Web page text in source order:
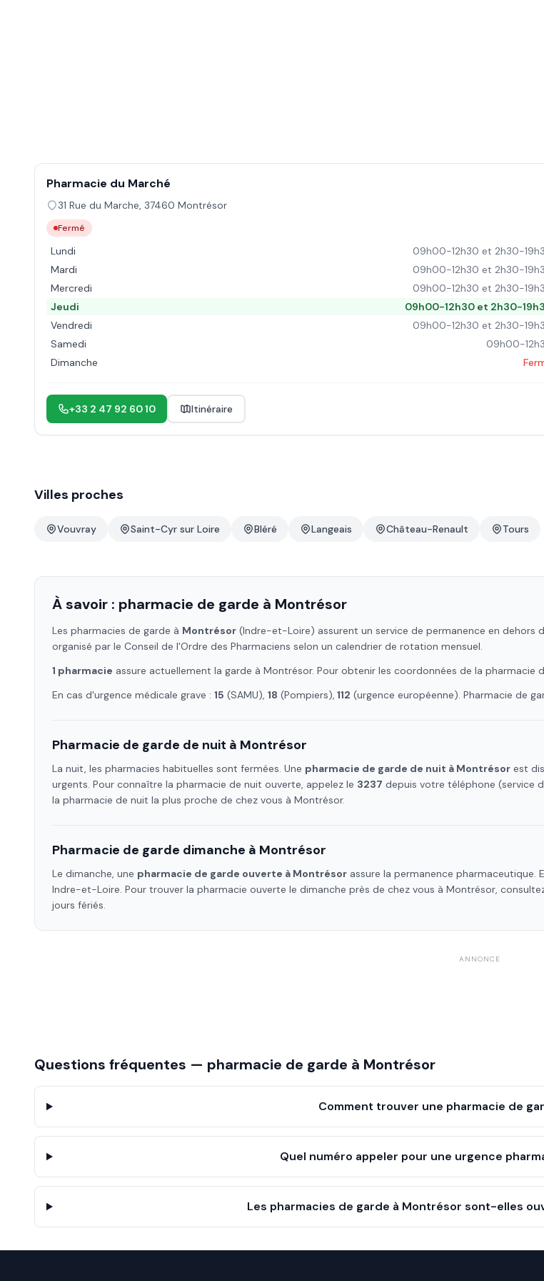
Pharmacie du Marché
31 Rue du Marche, 37460 Montrésor
Fermé
Lundi
09h00-12h30 et 2h30-
Mardi
09h00-12h30 et 2h30-
Mercredi
09h00-12h30 et 2h30-
Jeudi
09h00-12h30 et 2h30-
Vendredi
09h00-12h30 et 2h30-
Samedi
09h00-
Dimanche
+33 2 47 92 60 10 Itinéraire
Villes proches
Vouvray Saint-Cyr sur Loire Bléré Langeais Château-Renault Tours
À savoir : pharmacie de garde à Montrésor
Les pharmacies de garde à Montrésor (Indre-et-Loire) assurent un service de permanence en dehors
organisé par le Conseil de l'Ordre des Pharmaciens selon un calendrier de rotation mensuel.
1 pharmacie assure actuellement la garde à Montrésor. Pour obtenir les coordonnées de la pharmacie
En cas d'urgence médicale grave : 15 (SAMU), 18 (Pompiers), 112 (urgence européenne). Pharmacie de
Pharmacie de garde de nuit à Montrésor
La nuit, les pharmacies habituelles sont fermées. Une pharmacie de garde de nuit à Montrésor est
urgents. Pour connaître la pharmacie de nuit ouverte, appelez le 3237 depuis votre téléphone (service
la pharmacie de nuit la plus proche de chez vous à Montrésor.
Pharmacie de garde dimanche à Montrésor
Le dimanche, une pharmacie de garde ouverte à Montrésor assure la permanence pharmaceutique.
Indre-et-Loire. Pour trouver la pharmacie ouverte le dimanche près de chez vous à Montrésor,
jours fériés.
ANNONCE
Questions fréquentes — pharmacie de garde à Montrésor
Comment trouver une pharmacie de
Quel numéro appeler pour une urgence
Les pharmacies de garde à Montrésor sont-elles